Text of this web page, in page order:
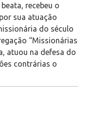
recebeu o
sua atuação
do século
“Missionárias
atuou na defesa do
contrárias o